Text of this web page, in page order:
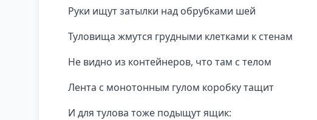
Руки ищут затылки над обрубками шей
Туловища жмутся грудными клетками к стенам
Не видно из контейнеров, что там с телом
Лента с монотонным гулом коробку тащит
И для тулова тоже подыщут ящик: